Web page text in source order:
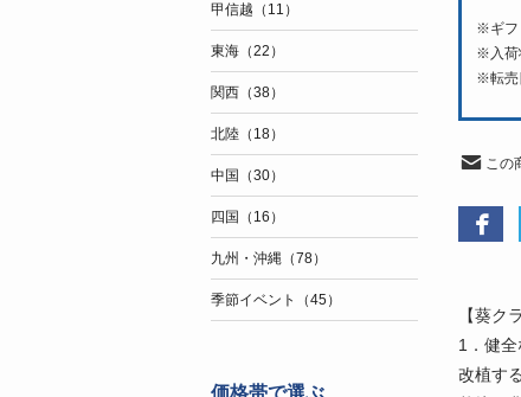
※ギフ
※入荷
※転売
この
【葵ク
1．健
改植す
甲信越（11）
東海（22）
関西（38）
北陸（18）
中国（30）
四国（16）
九州・沖縄（78）
季節イベント（45）
価格帯で選ぶ